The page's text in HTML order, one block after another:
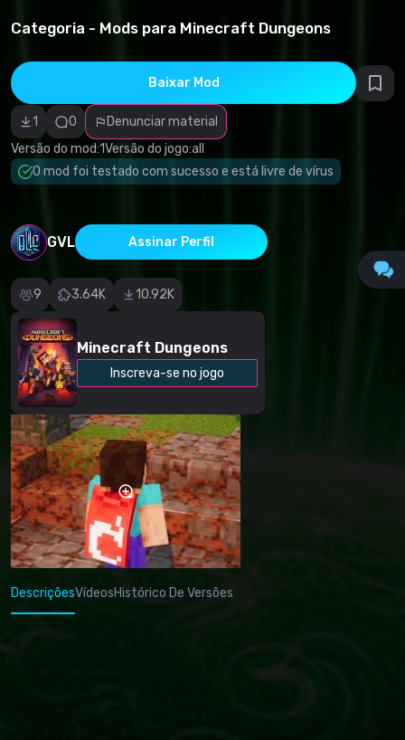
Categoria - Mods para Minecraft Dungeons
Baixar Mod
1 0
Denunciar material
Versão do mod:1Versão do jogo:all
O mod foi testado com sucesso e está livre de vírus
GVL Assinar Perfil
9 3.64K 10.92K
Minecraft Dungeons
Inscreva-se no jogo
incorreta
Software
malicioso/vírus
Conteúdo não
funcional
Descrição
DescriçõesVídeosHistórico De Versões